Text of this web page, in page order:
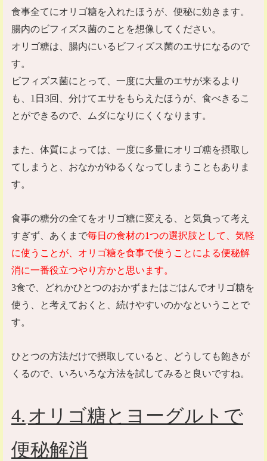
食事全てにオリゴ糖を入れたほうが、便秘に効きます。
腸内のビフィズス菌のことを想像してください。
オリゴ糖は、腸内にいるビフィズス菌のエサになるので
す。
ビフィズス菌にとって、一度に大量のエサが来るより
も、 1 日 3回、分けてエサをもらえたほうが、食べきるこ
とができるので、ムダになりにくくなります。
また、体質によっては、一度に多量にオリゴ糖を摂取し
てしまうと、おなかがゆるくなってしまうこともありま
す。
食事の糖分の全てをオリゴ糖に変える、と気負って考え
すぎず、あくまで毎日の食材の1つの選択肢として、気軽
に使うことが、オリゴ糖を食事で使うことによる便秘解
消に一番役立つやり方かと思います。
3食で、どれかひとつのおかずまたはごはんでオリゴ糖を
使う、と考えておくと、続けやすいのかなということで
す。
ひとつの方法だけで摂取していると、どうしても飽きが
くるので、いろいろな方法を試してみると良いですね。
4. オリゴ糖とヨーグルトで
便秘解消